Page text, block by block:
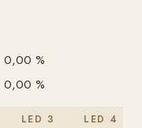
0,00 %
0,00 %
LED 3 LED 4